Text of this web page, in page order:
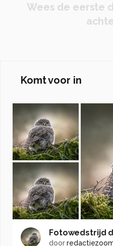
Wees de eerste
Komt voor in
Fotowedstrijd
door